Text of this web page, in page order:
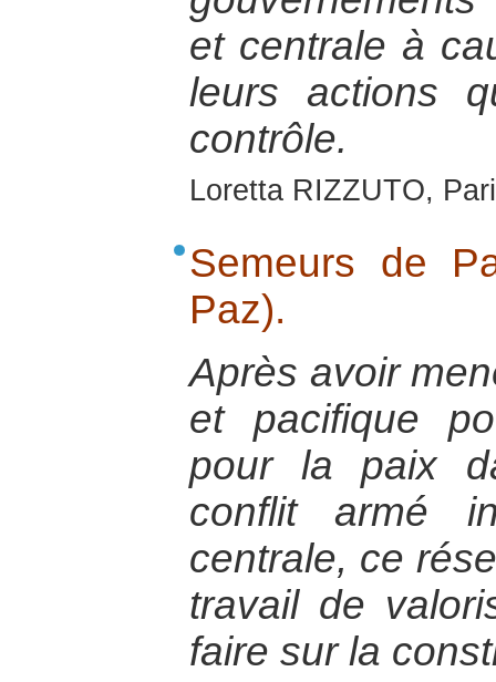
et centrale à
leurs actions
contrôle.
Loretta RIZZUTO,
Semeurs de
Paz).
Après avoir
et pacifique
pour la paix
conflit armé
centrale, ce
travail de
faire sur la